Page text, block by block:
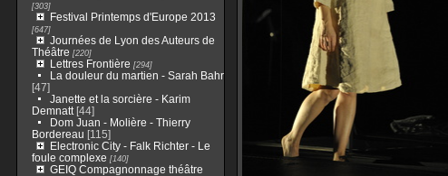
[303]
Festival Printemps d'Europe 2013
[647]
Journées de Lyon des Auteurs de
Théâtre [220]
Lettres Frontière [294]
La douleur du martien - Sarah Bahr
[47]
Janette et la sorcière - Karim
Demnatt [44]
Dom Juan - Molière - Thierry
Bordereau [115]
Electronic City - Falk Richter - Le
foule complexe [140]
GEIQ Compagnonnage théâtre